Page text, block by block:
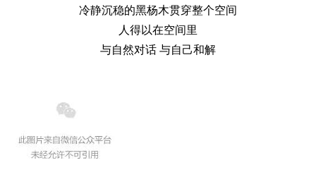
冷静沉稳的黑杨木贯穿整个空间
人得以在空间里
与自然对话 与自己和解